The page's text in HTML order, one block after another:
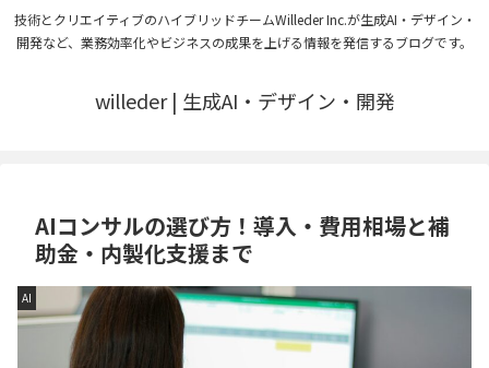
技術とクリエイティブのハイブリッドチームWilleder Inc.が生成AI・デザイン・
開発など、業務効率化やビジネスの成果を上げる情報を発信するブログです。
willeder | 生成AI・デザイン・開発
AIコンサルの選び方！導入・費用相場と補
助金・内製化支援まで
AI